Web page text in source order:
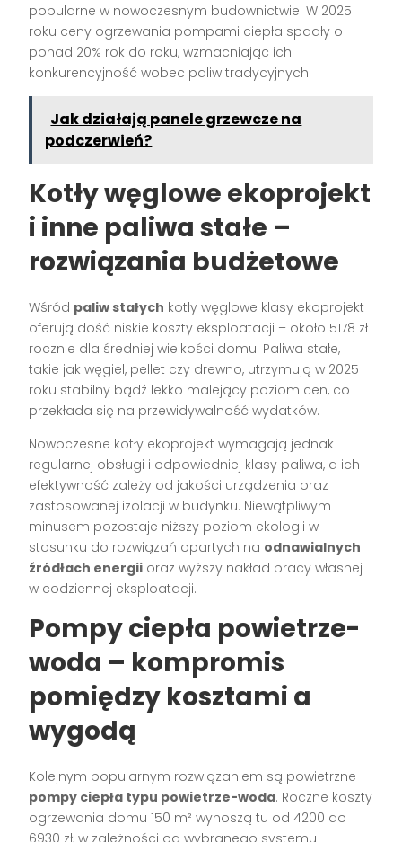
popularne w nowoczesnym budownictwie. W 2025
roku ceny ogrzewania pompami ciepła spadły o
ponad 20% rok do roku, wzmacniając ich
konkurencyjność wobec paliw tradycyjnych.
Jak działają panele grzewcze na
podczerwień?
Kotły węglowe ekoprojekt
i inne paliwa stałe –
rozwiązania budżetowe
Wśród paliw stałych kotły węglowe klasy ekoprojekt
oferują dość niskie koszty eksploatacji – około 5178 zł
rocznie dla średniej wielkości domu. Paliwa stałe,
takie jak węgiel, pellet czy drewno, utrzymują w 2025
roku stabilny bądź lekko malejący poziom cen, co
przekłada się na przewidywalność wydatków.
Nowoczesne kotły ekoprojekt wymagają jednak
regularnej obsługi i odpowiedniej klasy paliwa, a ich
efektywność zależy od jakości urządzenia oraz
zastosowanej izolacji w budynku. Niewątpliwym
minusem pozostaje niższy poziom ekologii w
stosunku do rozwiązań opartych na odnawialnych
źródłach energii oraz wyższy nakład pracy własnej
w codziennej eksploatacji.
Pompy ciepła powietrze-
woda – kompromis
pomiędzy kosztami a
wygodą
Kolejnym popularnym rozwiązaniem są powietrzne
pompy ciepła typu powietrze-woda. Roczne koszty
ogrzewania domu 150 m² wynoszą tu od 4200 do
6930 zł, w zależności od wybranego systemu